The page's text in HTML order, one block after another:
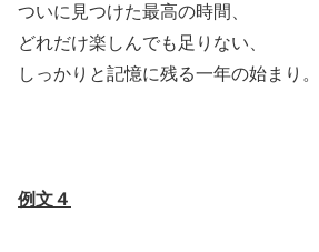
ついに見つけた最高の時間、
どれだけ楽しんでも足りない、
しっかりと記憶に残る一年の始まり。
例文４